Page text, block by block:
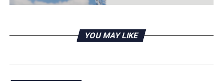
YOU MAY LIKE